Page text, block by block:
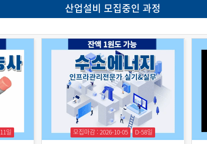
산업설비 모집중인 과정
일
모집마감 : 2026-10-05
D-58일